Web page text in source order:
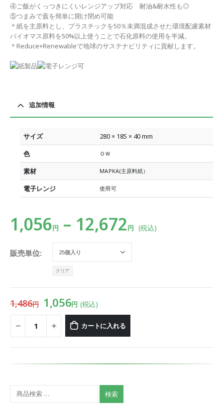
④ご飯がくっつきにくいレンジアップ対応 耐油&耐水性も◎
⑤つまみで蓋を簡単に開け閉め可能
＊紙を主原料とし、プラスチックを50％未満混成させた環境配慮素材
バイオマス原料を50%以上使うことで石化原料の使用を半減。
＊Reduce+Renewableで地球のサステナビリティに貢献します。
追加情報
サイズ
280 × 185 × 40 mm
色
ＯＷ
素材 MAPKA(主原料紙）
電子レンジ 使用可
1,056円 – 12,672円 (税込)
販売単位
クリア
1,486円 1,056円 (税込)
カートに入れる
検索